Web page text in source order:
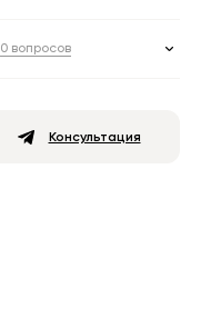
0 вопросов
Консультация